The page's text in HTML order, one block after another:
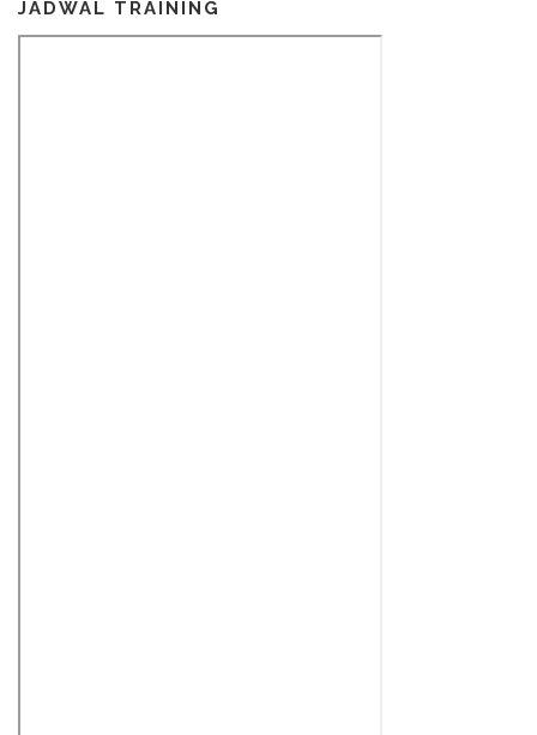
JADWAL TRAINING